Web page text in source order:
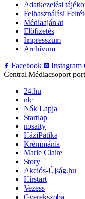
Adatkezelési
Felhasználási
Médiaajánlat
Előfizetés
Impresszum
Archívum
Facebook
Instagram
Central Médiacsoport
24.hu
nlc
Nők Lapja
Startlap
nosalty
HáziPatika
Krémmánia
Marie Claire
Story
Akciós-Újság.hu
Hírstart
Vezess
Gyerekszoba